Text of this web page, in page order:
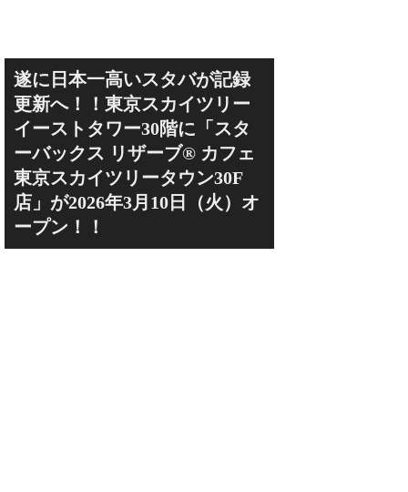
遂に日本一高いスタバが記録
更新へ！！東京スカイツリー
イーストタワー30階に「スタ
ーバックス リザーブ® カフェ
東京スカイツリータウン30F
店」が2026年3月10日（火）オ
ープン！！